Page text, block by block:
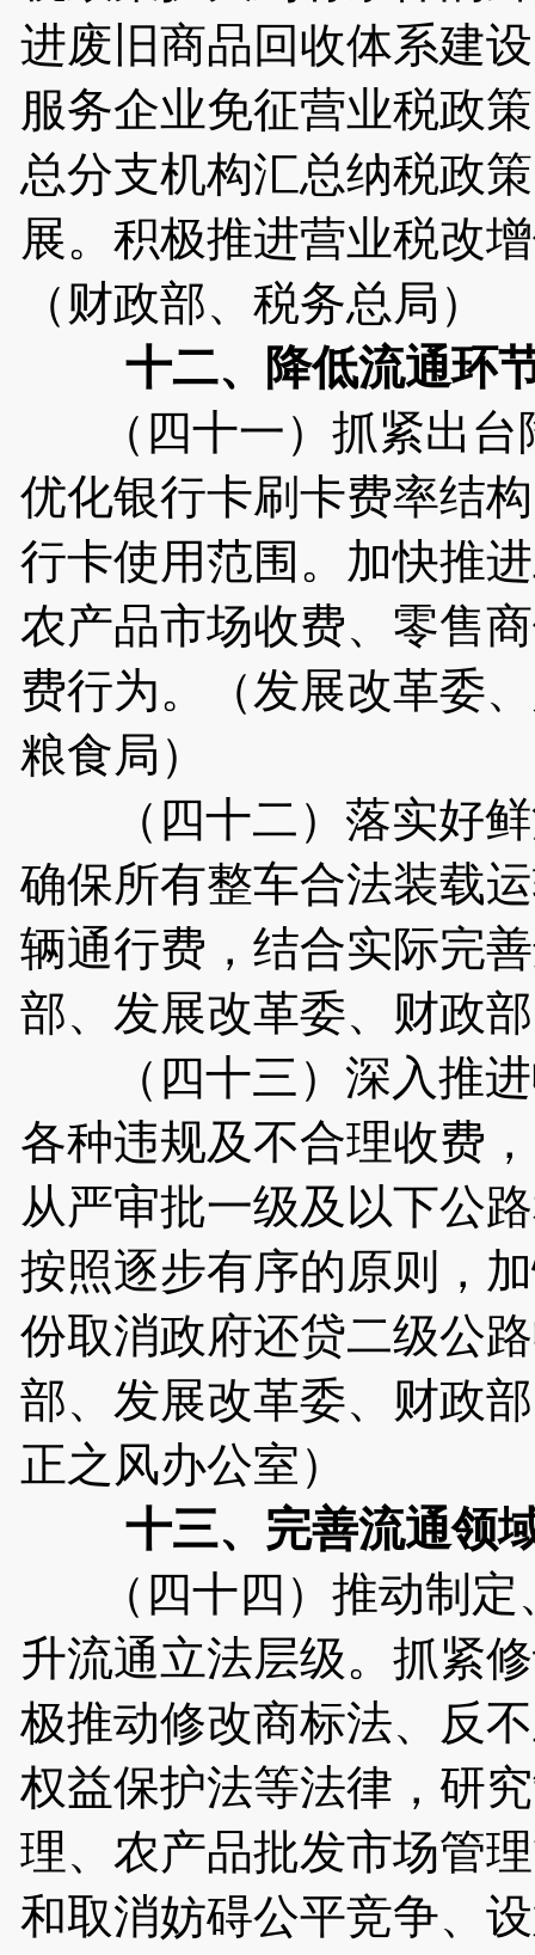
进废旧商品回收体系建
服务企业免征营业税政
总分支机构汇总纳税政
展。积极推进营业税改
（财政部、税务总局）
十二、降低流通环
（四十一）抓紧出台
优化银行卡刷卡费率结
行卡使用范围。加快推
农产品市场收费、零售
费行为。（发展改革委
粮食局）
（四十二）落实好鲜
确保所有整车合法装载
辆通行费，结合实际完
部、发展改革委、财政
（四十三）深入推进
各种违规及不合理收费
从严审批一级及以下公
按照逐步有序的原则，
份取消政府还贷二级公
部、发展改革委、财政
正之风办公室）
十三、完善流通领
（四十四）推动制定
升流通立法层级。抓紧
极推动修改商标法、反
权益保护法等法律，研
理、农产品批发市场管
和取消妨碍公平竞争、